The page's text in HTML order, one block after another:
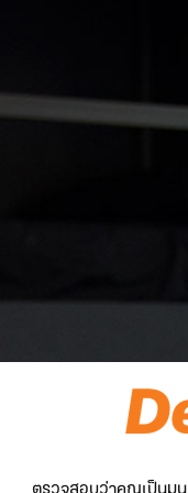
ตรวจสอบว่าคุณเป็นมนุ